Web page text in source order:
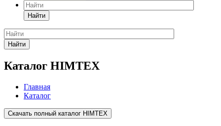
Найти
Найти
Каталог HIMTEX
Главная
Каталог
Скачать полный каталог HIMTEX